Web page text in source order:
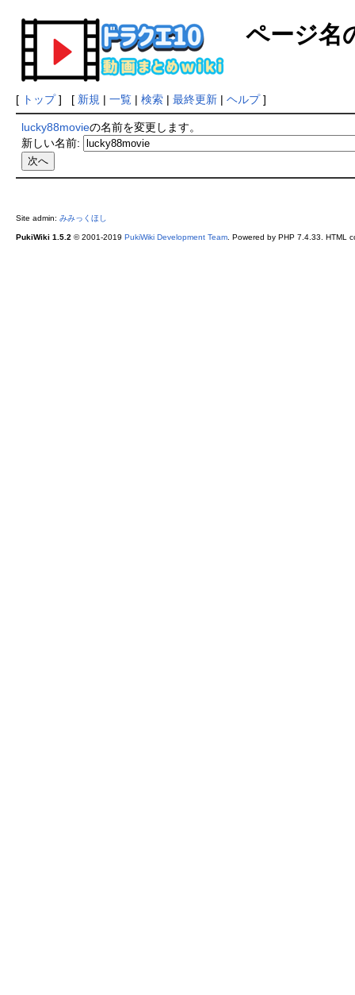
ページ名
[ トップ] [ 新規 | 一覧| 検索| 最終更新| ヘルプ]
lucky88movieの名前を変更します。
新しい名前:
Site admin: みみっくほし
PukiWiki 1.5.2 © 2001-2019 PukiWiki Development Team. Powered by PHP 7.4.33. HTML